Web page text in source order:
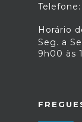
Horário
Seg. a
9h00 às